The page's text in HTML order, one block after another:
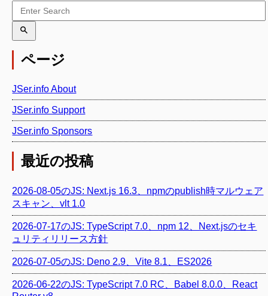
ページ
JSer.info About
JSer.info Support
JSer.info Sponsors
最近の投稿
2026-08-05のJS: Next.js 16.3、npmのpublish時マルウェア
スキャン、vlt 1.0
2026-07-17のJS: TypeScript 7.0、npm 12、Next.jsのセキ
ュリティリリース方針
2026-07-05のJS: Deno 2.9、Vite 8.1、ES2026
2026-06-22のJS: TypeScript 7.0 RC、Babel 8.0.0、React